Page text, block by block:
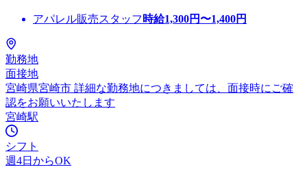
アパレル販売スタッフ 時給1,300円〜1,400円
勤務地
面接地
宮崎県宮崎市 詳細な勤務地につきましては、面接時にご確
認をお願いいたします
宮崎駅
シフト
週4日からOK